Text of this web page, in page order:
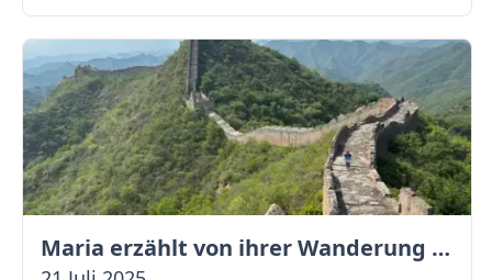
Maria erzählt von ihrer Wanderung auf der Großen Mauer